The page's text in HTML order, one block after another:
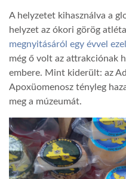
A helyzetet kihasználva a
helyzet az ókori görög
megnyitásáról egy évvel
még ő volt az attrakciónak
embere. Mint kiderült: az
Apoxüomenosz tényleg
meg a múzeumát.